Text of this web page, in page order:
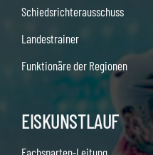
Schiedsrichterausschuss
Landestrainer
Funktionäre der Regionen
EISKUNSTLAUF
Fachsparten-Leitung